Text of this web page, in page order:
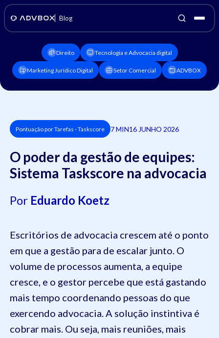
Blog
Direito Tecnologia e Advocacia digital
Marketing Jurídico Digital Setor Comercial ADVBOX
Pontuação por Tarefas - Taskscore 7 MIN16 JUNHO 2026
O poder da gestão de equipes:
Sistema Taskscore na advocacia
Por Eduardo Koetz
Escritórios de advocacia crescem até o ponto
em que a gestão para de escalar junto. O
volume de processos aumenta, a equipe
cresce, e o gestor percebe que está gastando
mais tempo coordenando pessoas do que
exercendo advocacia. A solução instintiva é
cobrar mais. Ou seja, mais reuniões, mais